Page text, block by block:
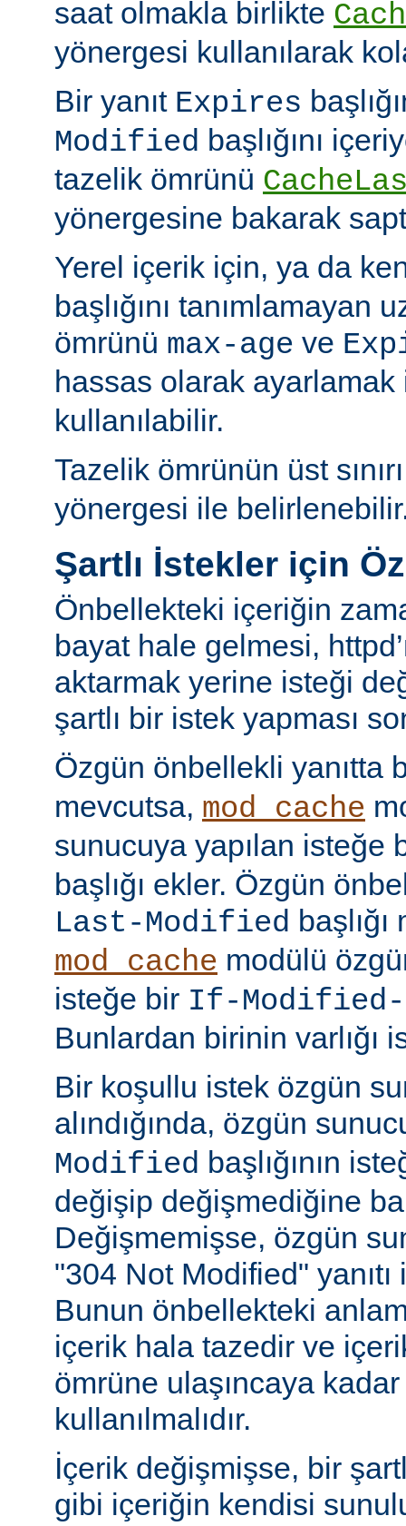
saat olmakla birlikte
yönergesi kullanılarak
Bir yanıt Expires
Modified başlığını
tazelik ömrünü
yönergesine bakarak
Yerel içerik için, ya da
başlığını tanımlamayan
ömrünü max-age ve
hassas olarak
kullanılabilir.
Tazelik ömrünün üst
yönergesi ile
Şartlı İstekler için
Önbellekteki içeriğin
bayat hale gelmesi,
aktarmak yerine isteği
şartlı bir istek yapması
Özgün önbellekli yanıtta
mevcutsa, mod_cache
sunucuya yapılan isteğe
başlığı ekler. Özgün
Last-Modified
mod_cache modülü
isteğe bir If-Modified-
Bunlardan birinin varlığı
Bir koşullu istek özgün
alındığında, özgün
Modified başlığının
değişip değişmediğine
Değişmemişse, özgün
"304 Not Modified"
Bunun önbellekteki
içerik hala tazedir ve
ömrüne ulaşıncaya
kullanılmalıdır.
İçerik değişmişse, bir
gibi içeriğin kendisi